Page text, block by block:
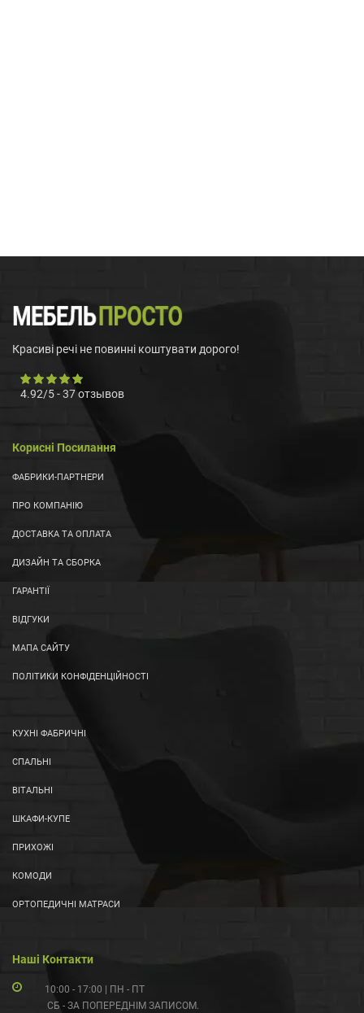
Красиві речі не повинні коштувати дорого!
4.92/5-37отзывов
Корисні Посилання
ФАБРИКИ-ПАРТНЕРИ
ПРО КОМПАНІЮ
ДОСТАВКА ТА ОПЛАТА
ДИЗАЙН ТА СБОРКА
ГАРАНТІЇ
ВІДГУКИ
МАПА САЙТУ
ПОЛІТИКИ КОНФІДЕНЦІЙНОСТІ
КУХНІ ФАБРИЧНІ
СПАЛЬНІ
ВІТАЛЬНІ
ШКАФИ-КУПЕ
ПРИХОЖІ
КОМОДИ
ОРТОПЕДИЧНІ МАТРАСИ
Наші Контакти
10:00 - 17:00 | ПН - ПТ
СБ - ЗА ПОПЕРЕДНІМ ЗАПИСОМ.